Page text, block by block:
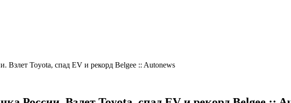
Взлет Toyota, спад EV и рекорд Belgee :: Autonews